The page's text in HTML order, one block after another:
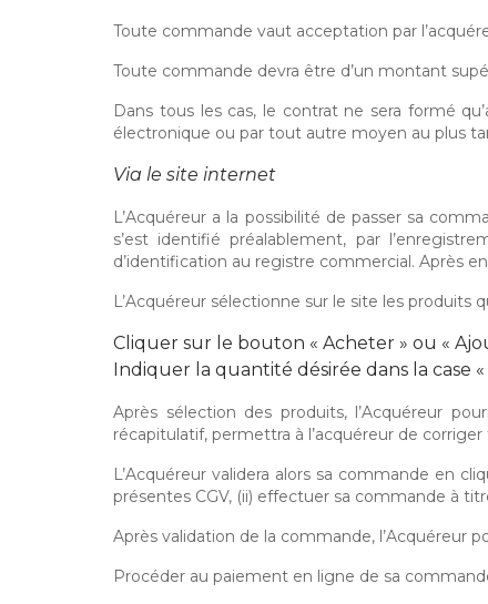
Toute commande vaut acceptation par
Toute commande devra être d’un montant
Dans tous les cas, le contrat ne sera formé
électronique ou par tout autre moyen au plus
Via le site internet
L’Acquéreur a la possibilité de passer sa
s’est identifié préalablement, par
d’identification au registre commercial. Après
L’Acquéreur sélectionne sur le site les produits
Cliquer sur le bouton « Acheter » ou «
Indiquer la quantité désirée dans la case
Après sélection des produits, l’Acquéreur
récapitulatif, permettra à l’acquéreur de
L’Acquéreur validera alors sa commande en
présentes CGV, (ii) effectuer sa commande à
Après validation de la commande, l’Acquéreur
Procéder au paiement en ligne de sa